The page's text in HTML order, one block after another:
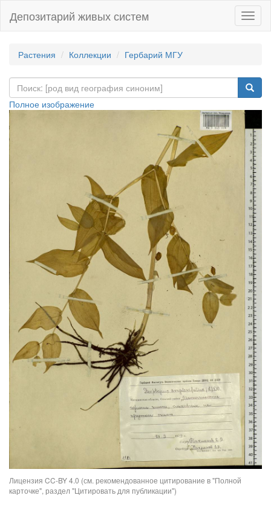
Депозитарий живых систем
Растения Коллекции Гербарий МГУ
Полное изображение
Лицензия CC-BY 4.0 (см. рекомендованное цитирование в "Полной
карточке", раздел "Цитировать для публикации")